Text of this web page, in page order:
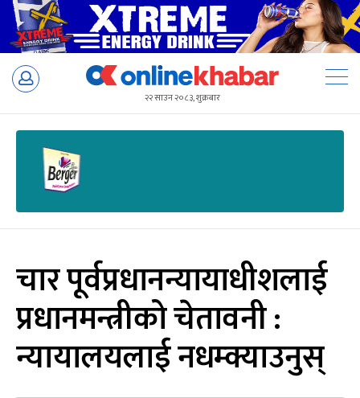
Skip
२२ साउन २०८३, शुक्रबार
चार पूर्वप्रधानन्यायाधीशलाई
प्रधानमन्त्रीको चेतावनी :
न्यायालयलाई नधम्क्याउनुस्